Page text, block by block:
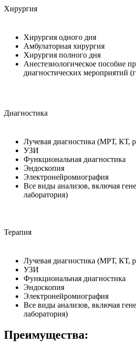
Хирургия
Хирургия одного дня
Амбулаторная хирургия
Хирургия полного дня
Анестезиологическое пособие
диагностических мероприятий
Диагностика
Лучевая диагностика (МРТ, КТ,
УЗИ
Функциональная диагностика
Эндоскопия
Электронейромиография
Все виды анализов, включая
лаборатория)
Терапия
Лучевая диагностика (МРТ, КТ,
УЗИ
Функциональная диагностика
Эндоскопия
Электронейромиография
Все виды анализов, включая
лаборатория)
Преимущества: